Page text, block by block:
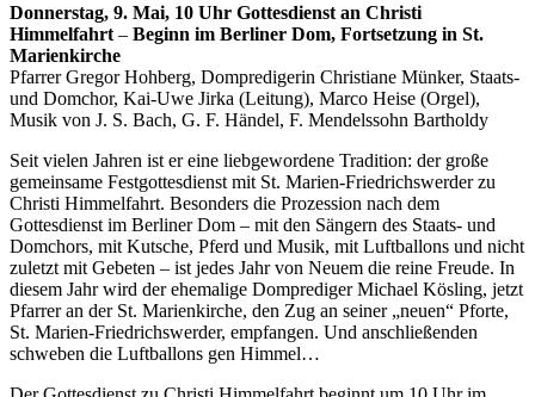
Donnerstag, 9. Mai, 10 Uhr Gottesdienst an Christi
Himmelfahrt – Beginn im Berliner Dom, Fortsetzung in St.
Marienkirche
Pfarrer Gregor Hohberg, Dompredigerin Christiane Münker, Staats-
und Domchor, Kai-Uwe Jirka (Leitung), Marco Heise (Orgel),
Musik von J. S. Bach, G. F. Händel, F. Mendelssohn Bartholdy
Seit vielen Jahren ist er eine liebgewordene Tradition: der große
gemeinsame Festgottesdienst mit St. Marien-Friedrichswerder zu
Christi Himmelfahrt. Besonders die Prozession nach dem
Gottesdienst im Berliner Dom – mit den Sängern des Staats- und
Domchors, mit Kutsche, Pferd und Musik, mit Luftballons und nicht
zuletzt mit Gebeten – ist jedes Jahr von Neuem die reine Freude. In
diesem Jahr wird der ehemalige Domprediger Michael Kösling, jetzt
Pfarrer an der St. Marienkirche, den Zug an seiner „neuen“ Pforte,
St. Marien-Friedrichswerder, empfangen. Und anschließenden
schweben die Luftballons gen Himmel…